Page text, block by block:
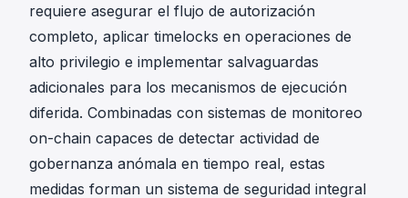
requiere asegurar el flujo de autorización
completo, aplicar timelocks en operaciones de
alto privilegio e implementar salvaguardas
adicionales para los mecanismos de ejecución
diferida. Combinadas con sistemas de monitoreo
on-chain capaces de detectar actividad de
gobernanza anómala en tiempo real, estas
medidas forman un sistema de seguridad integral